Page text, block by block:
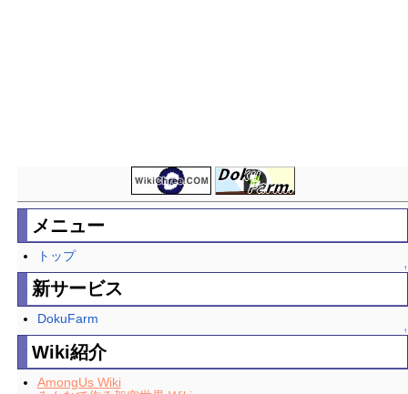
メニュー
トップ
↑
新サービス
DokuFarm
↑
Wiki紹介
AmongUs Wiki